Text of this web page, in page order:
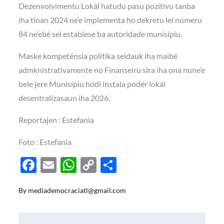
Dezenvolvimentu Lokál hatudu pasu pozitivu tanba
iha tinan 2024 ne’e implementa ho dekretu lei númeru
84 ne’ebé sei establese ba autoridade munisípiu.
Maske kompeténsia polítika seidauk iha maibé
admknistrativamente no Finanseiru sira iha ona nune’e
bele jere Munisípiu hodi instala podér lokál
desentralizasaun iha 2026.
Reportajen : Estefania
Foto : Estefania
F
e
E
ail
W
at
C
p ar
By mediademocraciatl@gmail.com